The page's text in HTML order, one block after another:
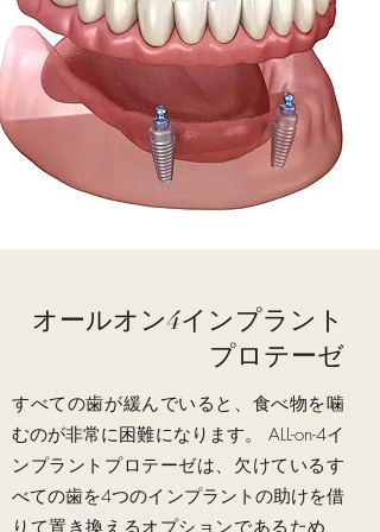
オールオン4インプラント
プロテーゼ
すべての歯が緩んでいると、食べ物を噛
むのが非常に困難になります。 ALL-on-4イ
ンプラントプロテーゼは、欠けているす
べての歯を4つのインプラントの助けを借
りて置き換えるオプションであるため、